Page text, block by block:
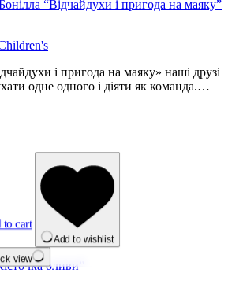
“Відчайдухи і пригода на маяку”
і пригода на маяку» наші друзі
одне одного і діяти як команда.…
to cart
Add to wishlist
view
оливи”